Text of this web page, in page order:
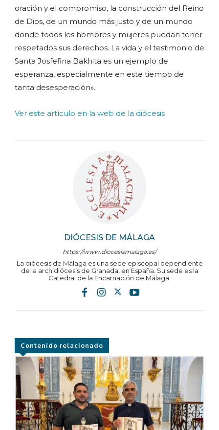
DIÓCESIS DE MÁLAGA
https://www.diocesismalaga.es/
La diócesis de Málaga es una sede episcopal dependiente
de la archidiócesis de Granada, en España. Su sede es la
Catedral de la Encarnación de Málaga.
oración y el compromiso, la construcción del Reino
de Dios, de un mundo más justo y de un mundo
donde todos los hombres y mujeres puedan tener
respetados sus derechos. La vida y el testimonio de
Santa Josfefina Bakhita es un ejemplo de
esperanza, especialmente en este tiempo de
tanta desesperación».
Ver este artículo en la web de la diócesis
Contenido relacionado